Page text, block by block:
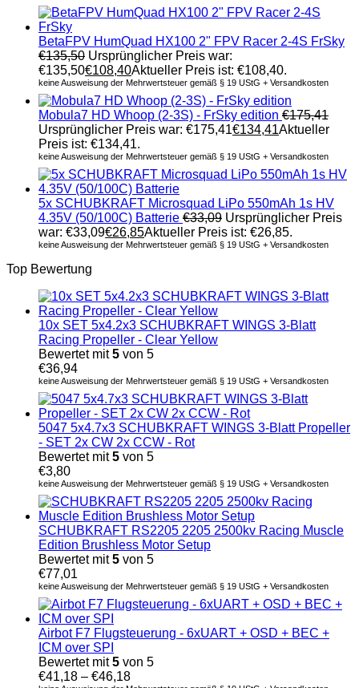
BetaFPV HumQuad HX100 2" FPV Racer 2-4S FrSky
€135,50 Ursprünglicher Preis war:
€135,50€108,40Aktueller Preis ist: €108,40.
keine Ausweisung der Mehrwertsteuer gemäß § 19 UStG + Versandkosten
Mobula7 HD Whoop (2-3S) - FrSky edition €175,41
Ursprünglicher Preis war: €175,41€134,41Aktueller
Preis ist: €134,41.
keine Ausweisung der Mehrwertsteuer gemäß § 19 UStG + Versandkosten
5x SCHUBKRAFT Microsquad LiPo 550mAh 1s HV
4.35V (50/100C) Batterie €33,09 Ursprünglicher Preis
war: €33,09€26,85Aktueller Preis ist: €26,85.
keine Ausweisung der Mehrwertsteuer gemäß § 19 UStG + Versandkosten
Top Bewertung
10x SET 5x4.2x3 SCHUBKRAFT WINGS 3-Blatt
Racing Propeller - Clear Yellow
Bewertet mit5 von 5
€36,94
keine Ausweisung der Mehrwertsteuer gemäß § 19 UStG + Versandkosten
5047 5x4.7x3 SCHUBKRAFT WINGS 3-Blatt Propeller
- SET 2x CW 2x CCW - Rot
Bewertet mit5 von 5
€3,80
keine Ausweisung der Mehrwertsteuer gemäß § 19 UStG + Versandkosten
SCHUBKRAFT RS2205 2205 2500kv Racing Muscle
Edition Brushless Motor Setup
Bewertet mit5 von 5
€77,01
keine Ausweisung der Mehrwertsteuer gemäß § 19 UStG + Versandkosten
Airbot F7 Flugsteuerung - 6xUART + OSD + BEC +
ICM over SPI
Bewertet mit5 von 5
€41,18 – €46,18